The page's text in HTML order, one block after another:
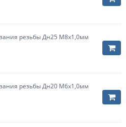
резьбы Дн25 М8х1,0мм
резьбы Дн20 М6х1,0мм